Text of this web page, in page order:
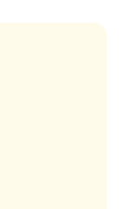
宝を願う
す。そこ
侶が瞑想の